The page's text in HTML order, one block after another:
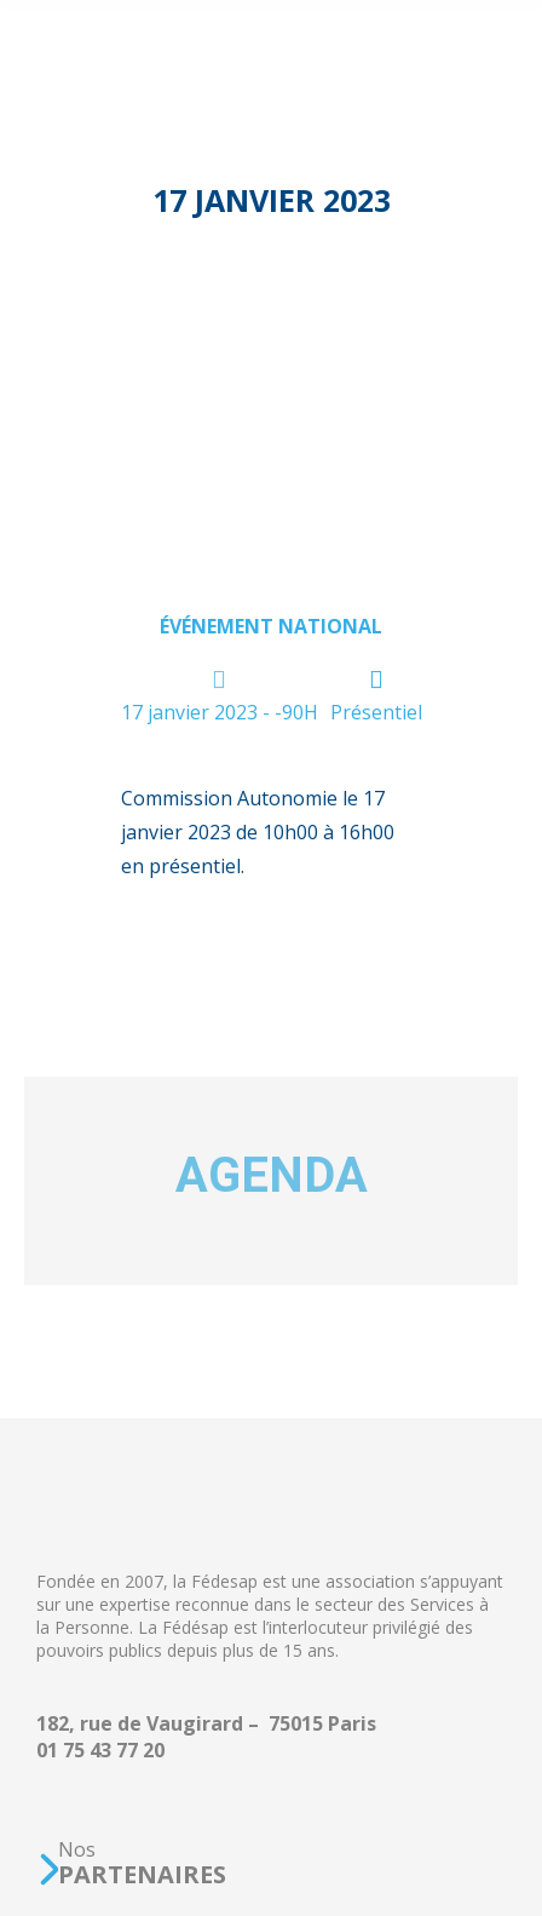
17 JANVIER 2023
ÉVÉNEMENT NATIONAL
17 janvier 2023 - -90H Présentiel
Commission Autonomie le 17
janvier 2023 de 10h00 à 16h00
en présentiel.
AGENDA
Fondée en 2007, la Fédesap est une association s’appuyant
sur une expertise reconnue dans le secteur des Services à
la Personne. La Fédésap est l’interlocuteur privilégié des
pouvoirs publics depuis plus de 15 ans.
182, rue de Vaugirard – 75015 Paris
01 75 43 77 20
Nos
PARTENAIRES